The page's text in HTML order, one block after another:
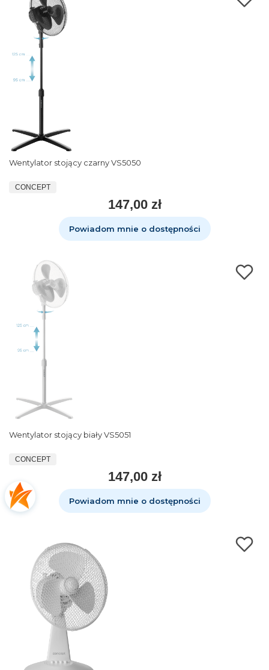
Wentylator stojący czarny VS5050
CONCEPT
147,00 zł
Powiadom mnie o dostępności
Wentylator stojący biały VS5051
CONCEPT
147,00 zł
Powiadom mnie o dostępności